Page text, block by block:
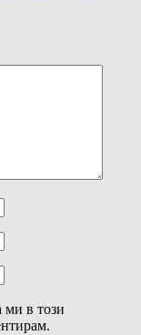
ми в този